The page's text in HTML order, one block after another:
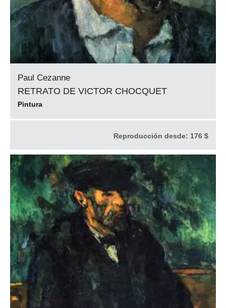
Paul Cezanne
RETRATO DE VICTOR CHOCQUET
Pintura
Reproducción desde: 176 $